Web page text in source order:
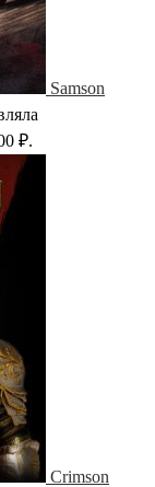
Samson
₽.
Crimson